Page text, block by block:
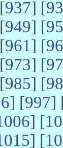
937] [
949] [
961] [
973] [
985] [
] [997]
] [
] [